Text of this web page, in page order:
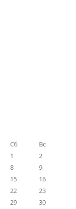
Сб
Вс
1
2
8
9
15
16
22
23
29 30